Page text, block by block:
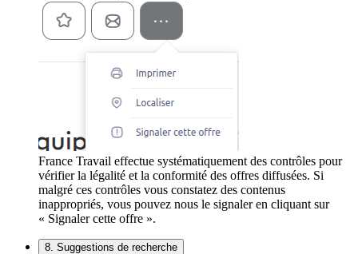
France Travail effectue systématiquement des contrôles pour
vérifier la légalité et la conformité des offres diffusées. Si
malgré ces contrôles vous constatez des contenus
inappropriés, vous pouvez nous le signaler en cliquant sur
« Signaler cette offre ».
8. Suggestions de recherche